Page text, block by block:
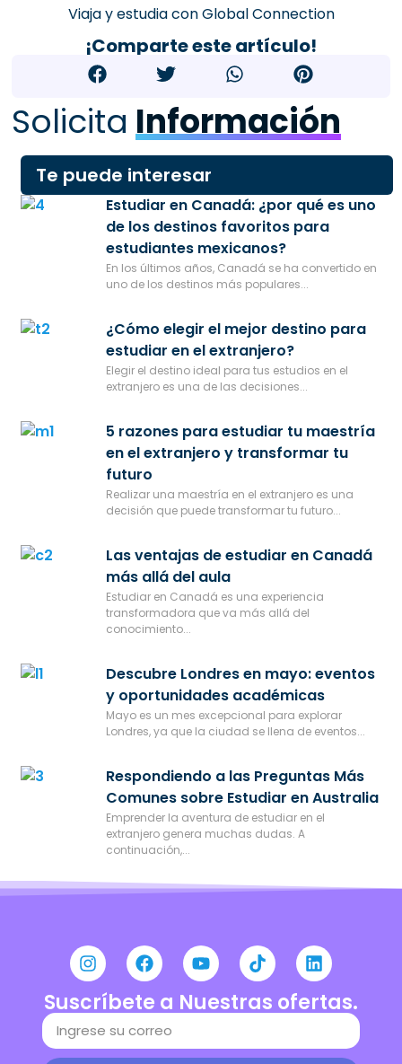
Viaja y estudia con Global Connection
¡Comparte este artículo!
Solicita Información
Te puede interesar
Estudiar en Canadá: ¿por qué es uno
de los destinos favoritos para
estudiantes mexicanos?
En los últimos años, Canadá se ha convertido en
uno de los destinos más populares...
¿Cómo elegir el mejor destino para
estudiar en el extranjero?
Elegir el destino ideal para tus estudios en el
extranjero es una de las decisiones...
5 razones para estudiar tu maestría
en el extranjero y transformar tu
futuro
Realizar una maestría en el extranjero es una
decisión que puede transformar tu futuro...
Las ventajas de estudiar en Canadá
más allá del aula
Estudiar en Canadá es una experiencia
transformadora que va más allá del
conocimiento...
Descubre Londres en mayo: eventos
y oportunidades académicas
Mayo es un mes excepcional para explorar
Londres, ya que la ciudad se llena de eventos...
Respondiendo a las Preguntas Más
Comunes sobre Estudiar en Australia
Emprender la aventura de estudiar en el
extranjero genera muchas dudas. A
continuación,...
Suscríbete a Nuestras ofertas.